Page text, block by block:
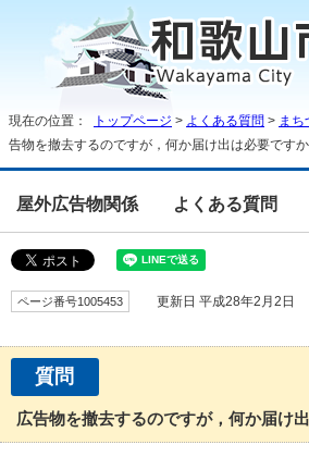
現在の位置： トップページ > よくある質問 > まち
告物を撤去するのですが，何か届け出は必要ですか
屋外広告物関係 よくある質問
ページ番号1005453 更新日 平成28年2月2日
質問
広告物を撤去するのですが，何か届け